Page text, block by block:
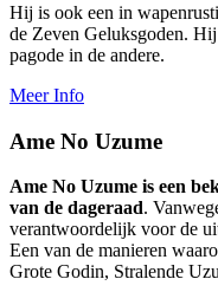
Hij is ook een in
de Zeven Geluksgoden. Hij
pagode in de andere.
Meer Info
Ame No Uzume
Ame No Uzume is een
van de dageraad.
verantwoordelijk voor de
Een van de manieren
Grote Godin, Stralende